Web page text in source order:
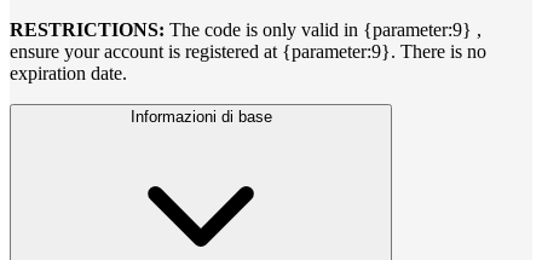
RESTRICTIONS: The code is only valid in {parameter:9} ,
ensure your account is registered at {parameter:9}. There is no
expiration date.
Informazioni di base